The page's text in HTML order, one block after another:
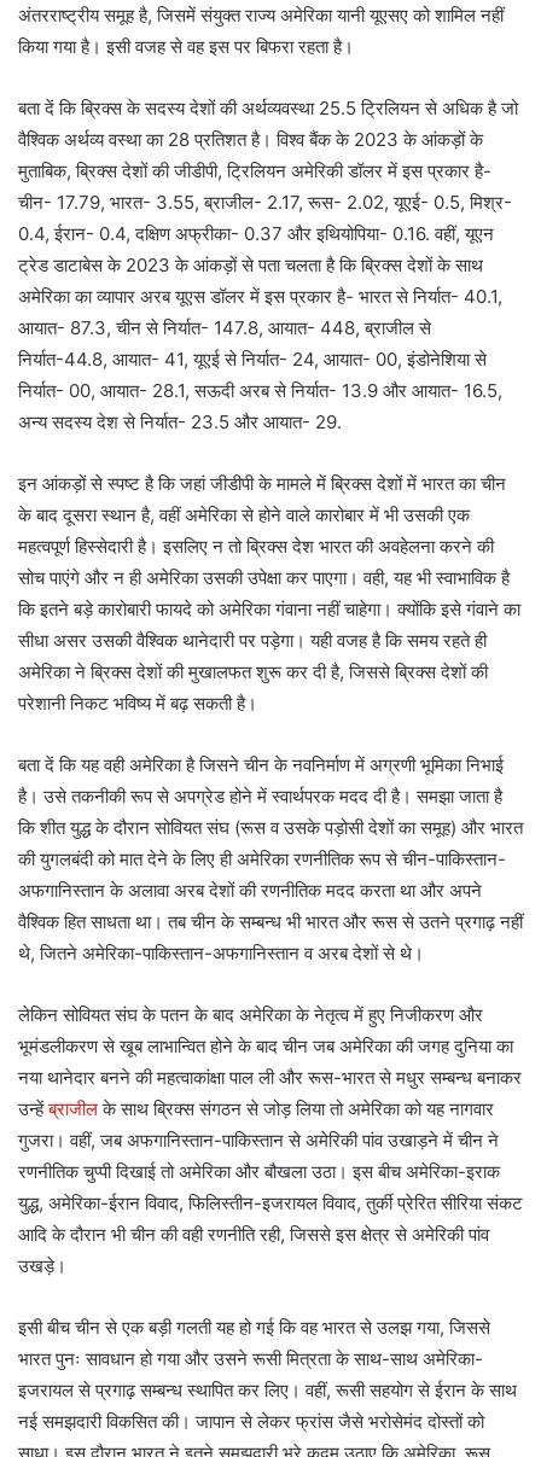
अंतरराष्ट्रीय समूह है, जिसमें संयुक्त राज्य अमेरिका यानी यूएसए को शामिल नहीं
किया गया है। इसी वजह से वह इस पर बिफरा रहता है।
बता दें कि ब्रिक्स के सदस्य देशों की अर्थव्यवस्था 25.5 ट्रिलियन से अधिक है जो
वैश्विक अर्थव्य वस्था का 28 प्रतिशत है। विश्व बैंक के 2023 के आंकड़ों के
मुताबिक, ब्रिक्स देशों की जीडीपी, ट्रिलियन अमेरिकी डॉलर में इस प्रकार है-
चीन- 17.79, भारत- 3.55, ब्राजील- 2.17, रूस- 2.02, यूएई- 0.5, मिश्र-
0.4, ईरान- 0.4, दक्षिण अफ्रीका- 0.37 और इथियोपिया- 0.16. वहीं, यूएन
ट्रेड डाटाबेस के 2023 के आंकड़ों से पता चलता है कि ब्रिक्स देशों के साथ
अमेरिका का व्यापार अरब यूएस डॉलर में इस प्रकार है- भारत से निर्यात- 40.1,
आयात- 87.3, चीन से निर्यात- 147.8, आयात- 448, ब्राजील से
निर्यात-44.8, आयात- 41, यूएई से निर्यात- 24, आयात- 00, इंडोनेशिया से
निर्यात- 00, आयात- 28.1, सऊदी अरब से निर्यात- 13.9 और आयात- 16.5,
अन्य सदस्य देश से निर्यात- 23.5 और आयात- 29.
इन आंकड़ों से स्पष्ट है कि जहां जीडीपी के मामले में ब्रिक्स देशों में भारत का चीन
के बाद दूसरा स्थान है, वहीं अमेरिका से होने वाले कारोबार में भी उसकी एक
महत्वपूर्ण हिस्सेदारी है। इसलिए न तो ब्रिक्स देश भारत की अवहेलना करने की
सोच पाएंगे और न ही अमेरिका उसकी उपेक्षा कर पाएगा। वही, यह भी स्वाभाविक है
कि इतने बड़े कारोबारी फायदे को अमेरिका गंवाना नहीं चाहेगा। क्योंकि इसे गंवाने का
सीधा असर उसकी वैश्विक थानेदारी पर पड़ेगा। यही वजह है कि समय रहते ही
अमेरिका ने ब्रिक्स देशों की मुखालफत शुरू कर दी है, जिससे ब्रिक्स देशों की
परेशानी निकट भविष्य में बढ़ सकती है।
बता दें कि यह वही अमेरिका है जिसने चीन के नवनिर्माण में अग्रणी भूमिका निभाई
है। उसे तकनीकी रूप से अपग्रेड होने में स्वार्थपरक मदद दी है। समझा जाता है
कि शीत युद्ध के दौरान सोवियत संघ (रूस व उसके पड़ोसी देशों का समूह) और भारत
की युगलबंदी को मात देने के लिए ही अमेरिका रणनीतिक रूप से चीन-पाकिस्तान-
अफगानिस्तान के अलावा अरब देशों की रणनीतिक मदद करता था और अपने
वैश्विक हित साधता था। तब चीन के सम्बन्ध भी भारत और रूस से उतने प्रगाढ़ नहीं
थे, जितने अमेरिका-पाकिस्तान-अफगानिस्तान व अरब देशों से थे।
लेकिन सोवियत संघ के पतन के बाद अमेरिका के नेतृत्व में हुए निजीकरण और
भूमंडलीकरण से खूब लाभान्वित होने के बाद चीन जब अमेरिका की जगह दुनिया का
नया थानेदार बनने की महत्वाकांक्षा पाल ली और रूस-भारत से मधुर सम्बन्ध बनाकर
उन्हेंब्राजीलके साथ ब्रिक्स संगठन से जोड़ लिया तो अमेरिका को यह नागवार
गुजरा। वहीं, जब अफगानिस्तान-पाकिस्तान से अमेरिकी पांव उखाड़ने में चीन ने
रणनीतिक चुप्पी दिखाई तो अमेरिका और बौखला उठा। इस बीच अमेरिका-इराक
युद्ध, अमेरिका-ईरान विवाद, फिलिस्तीन-इजरायल विवाद, तुर्की प्रेरित सीरिया संकट
आदि के दौरान भी चीन की वही रणनीति रही, जिससे इस क्षेत्र से अमेरिकी पांव
उखड़े।
इसी बीच चीन से एक बड़ी गलती यह हो गई कि वह भारत से उलझ गया, जिससे
भारत पुनः सावधान हो गया और उसने रूसी मित्रता के साथ-साथ अमेरिका-
इजरायल से प्रगाढ़ सम्बन्ध स्थापित कर लिए। वहीं, रूसी सहयोग से ईरान के साथ
नई समझदारी विकसित की। जापान से लेकर फ्रांस जैसे भरोसेमंद दोस्तों को
साधा। इस दौरान भारत ने इतने समझदारी भरे कदम उठाए कि अमेरिका, रूस,